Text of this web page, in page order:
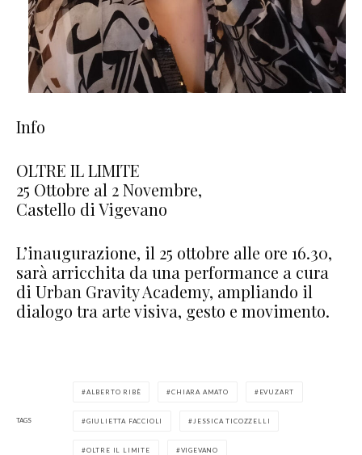
Info
OLTRE IL LIMITE
25 Ottobre al 2 Novembre,
Castello di Vigevano
L’inaugurazione, il 25 ottobre alle ore 16.30,
sarà arricchita da una performance a cura
di Urban Gravity Academy, ampliando il
dialogo tra arte visiva, gesto e movimento.
TAGS
ALBERTO RIBÈ CHIARA AMATO EVUZART
GIULIETTA FACCIOLI JESSICA TICOZZELLI
OLTRE IL LIMITE VIGEVANO